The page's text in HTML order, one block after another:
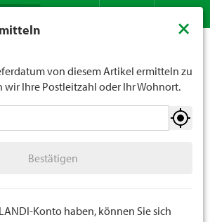
×
von diesem Artikel ermitteln zu
Ihre Postleitzahl oder Ihr Wohnort.
Bestätigen
Konto haben, können Sie sich
Spirituosen gilt die Altersgrenze von
Alter an.